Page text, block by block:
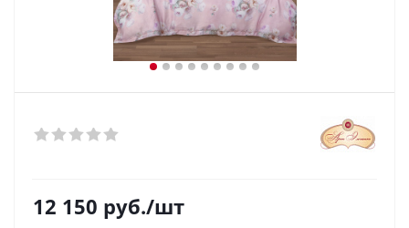
12 150 руб./шт